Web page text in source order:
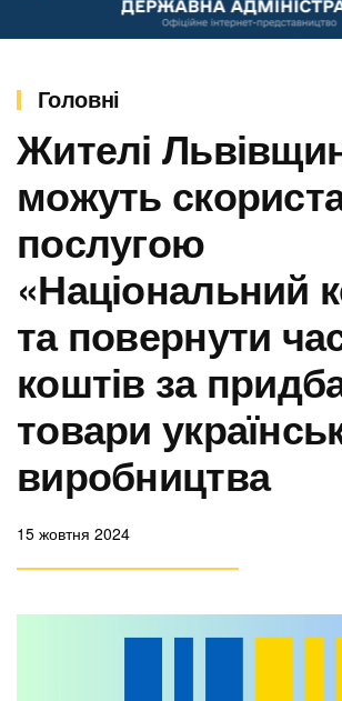
Головні
Жителі
можуть
послугою
«Національний
та повернути
коштів за
товари
виробництва
15 жовтня 2024